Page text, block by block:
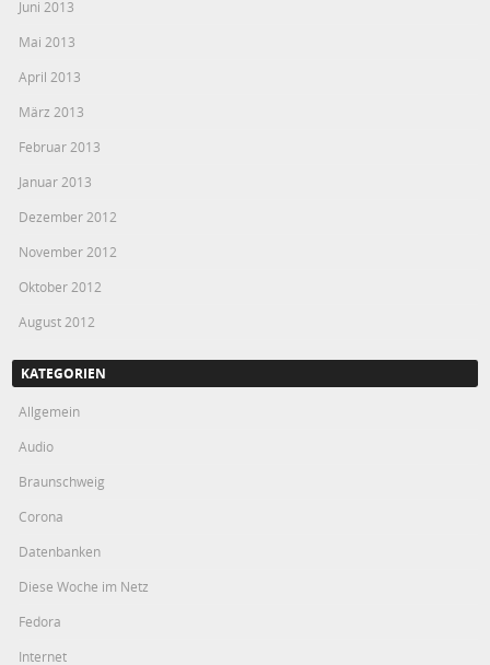
Juni 2013
Mai 2013
April 2013
März 2013
Februar 2013
Januar 2013
Dezember 2012
November 2012
Oktober 2012
August 2012
KATEGORIEN
Allgemein
Audio
Braunschweig
Corona
Datenbanken
Diese Woche im Netz
Fedora
Internet